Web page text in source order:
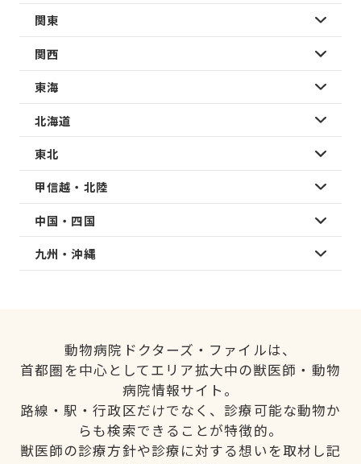
関東
関西
東海
北海道
東北
甲信越・北陸
中国・四国
九州・沖縄
動物病院ドクターズ・ファイルは、
首都圏を中心としてエリア拡大中の獣医師・動物
病院情報サイト。
路線・駅・行政区だけでなく、診療可能な動物か
らも検索できることが特徴的。
獣医師の診療方針や診療に対する想いを取材し記